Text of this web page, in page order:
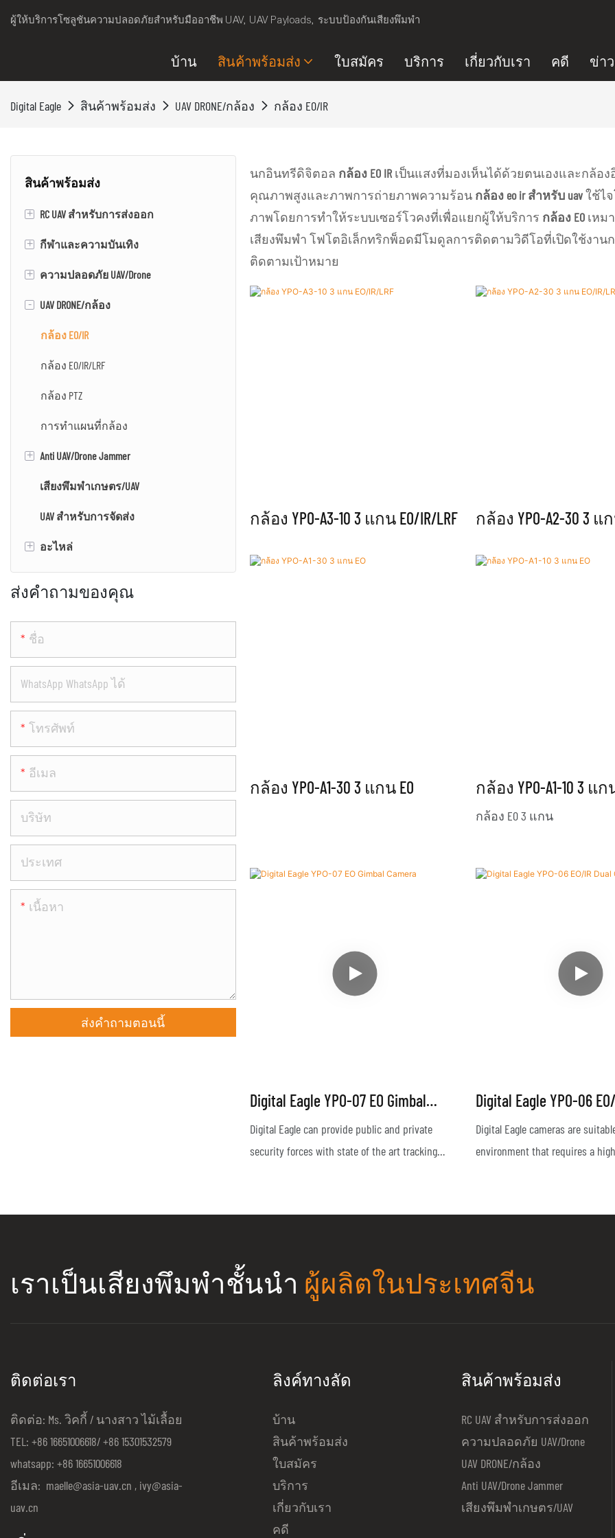
ผู้ให้บริการโซลูชันความปลอดภัยสำหรับมืออาชีพ UAV, UAV Payloads, ระบบป้องกันเสียงพึมพำ
บ้าน สินค้าพร้อมส่ง ใบสมัคร บริการ เกี่ยวกับเรา คดี ข่า
Digital Eagle สินค้าพร้อมส่ง UAV DRONE/กล้อง กล้อง EO/IR
สินค้าพร้อมส่ง
+ RC UAV สำหรับการส่งออก
RC VTOL คงที่ปีก UAV/DRONE
+ กีฬาและความบันเทิง
สเก็ตบอร์ดไฟฟ้า
เอฟโทล
+ ความปลอดภัย UAV/Drone
VTOL คงที่ปีก uav/drone
UAV/Drone หลายตัว
- UAV DRONE/กล้อง
กล้อง EO/IR
กล้อง EO/IR/LRF
กล้อง PTZ
การทำแผนที่กล้อง
+ Anti UAV/Drone Jammer
เสียงพึมพำ
การตรวจจับเสียงพึมพำ & ระบบ
เสียงพึมพำเกษตร/UAV
UAV สำหรับการจัดส่ง
+ อะไหล่
เครื่องยนต์
ส่งคำถามของคุณ
ชื่อ
WhatsApp WhatsApp ได้
โทรศัพท์
อีเมล
บริษัท
ประเทศ
เนื้อหา
ส่งคำถามตอนนี้
นกอินทรีดิจิตอล กล้อง EO IR เป็นแสงที่มองเห็นได้ด้วยตนเองและกล้อง
คุณภาพสูงและภาพการถ่ายภาพความร้อน กล้อง eo ir สำหรับ uavใช้ไ
ภาพโดยการทำให้ระบบเซอร์โวคงที่เพื่อแยกผู้ให้บริการ กล้อง EO เหม
เสียงพึมพำ โฟโตอิเล็กทริกพ็อดมีโมดูลการติดตามวิดีโอที่เปิดใช้งา
ติดตามเป้าหมาย
กล้อง YPO-A3-10 3 แกน EO/IR/LRF กล้อง YPO-A2-30 3 แก
กล้อง YPO-A1-30 3 แกน EO กล้อง YPO-A1-10 3 แก
กล้อง EO 3 แกน
Digital Eagle YPO-07 EO Gimbal
Camera
Digital Eagle can provide public and private
security forces with state of the art tracking
gimbal camera accurately tracks a moving
and accurate coordinate detection. All our
cameras are lightweight at less than 1.7kg and
stabilization) so even moving shots will be crystal
to precisely zoom in on targets and specific
information such as number plates
Digital Eagle YPO-06
Gimbal Camera
Digital Eagle cameras are
environment that requires a
are integrated with high-
vision surveillance, temperature
on multi rotor drones, fixed wing
flying vehicles
เราเป็นเสียงพึมพำชั้นนำ ผู้ผลิตในประเทศจีน
ติดต่อเรา
ติดต่อ: Ms. วิคกี้ / นางสาว ไม้เลื้อย
TEL: +86 16651006618/ +86 15301532579
whatsapp: +86 16651006618
อีเมล: maelle@asia-uav.cn , ivy@asia-
uav.cn
ลิงค์ทางลัด
บ้าน
สินค้าพร้อมส่ง
ใบสมัคร
บริการ
เกี่ยวกับเรา
คดี
สินค้าพร้อมส่ง
RC UAV สำหรับการส่งออก
ความปลอดภัย UAV/Drone
UAV DRONE/กล้อง
Anti UAV/Drone Jammer
เสียงพึมพำเกษตร/UAV